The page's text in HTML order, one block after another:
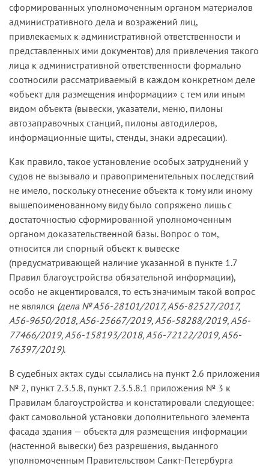
сформированных уполномоченным органом материалов
административного дела и возражений лиц,
привлекаемых к административной ответственности и
представленных ими документов) для привлечения такого
лица к административной ответственности формально
соотносили рассматриваемый в каждом конкретном деле
«объект для размещения информации» с тем или иным
видом объекта (вывески, указатели, меню, пилоны
автозаправочных станций, пилоны автодилеров,
информационные щиты, стенды, знаки адресации).
Как правило, такое установление особых затруднений у
судов не вызывало и правоприменительных последствий
не имело, поскольку отнесение объекта к тому или иному
вышепоименованному виду было сопряжено лишь с
достаточностью сформированной уполномоченным
органом доказательственной базы. Вопрос о том,
относится ли спорный объект к вывеске
(предусматривающей наличие указанной в пункте 1.7
Правил благоустройства обязательной информации),
особо не акцентировался, то есть значимым такой вопрос
не являлся (дела № А56-28101/2017, А56-82527/2017,
А56-9650/2018, А56-25667/2019, А56-58288/2019, А56-
77466/2019, А56-158193/2018, А56-72122/2019, А56-
76397/2019).
В судебных актах суды ссылались на пункт 2.6 приложения
№ 2, пункт 2.3.5.8, пункт 2.3.5.8.1 приложения № 3 к
Правилам благоустройства и констатировали следующее:
факт самовольной установки дополнительного элемента
фасада здания — объекта для размещения информации
(настенной вывески) без разрешения, выданного
уполномоченным Правительством Санкт-Петербурга